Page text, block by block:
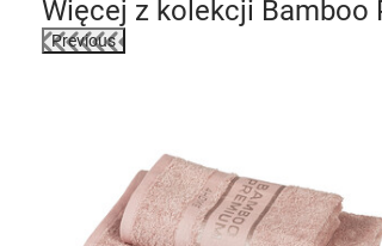
Więcej z kolekcji Bamboo
Previous